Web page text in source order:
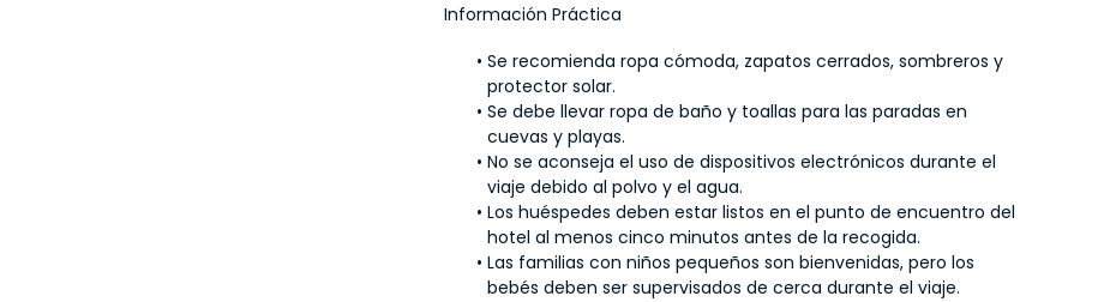
Información Práctica
Se recomienda ropa cómoda, zapatos cerrados, sombreros y
protector solar.
Se debe llevar ropa de baño y toallas para las paradas en
cuevas y playas.
No se aconseja el uso de dispositivos electrónicos durante el
viaje debido al polvo y el agua.
Los huéspedes deben estar listos en el punto de encuentro del
hotel al menos cinco minutos antes de la recogida.
Las familias con niños pequeños son bienvenidas, pero los
bebés deben ser supervisados de cerca durante el viaje.